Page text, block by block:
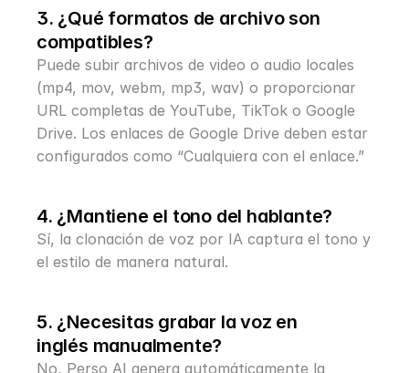
3. ¿Qué formatos de archivo son
compatibles?
Puede subir archivos de video o audio locales
(mp4, mov, webm, mp3, wav) o proporcionar
URL completas de YouTube, TikTok o Google
Drive. Los enlaces de Google Drive deben estar
configurados como “Cualquiera con el enlace.”
4. ¿Mantiene el tono del hablante?
Sí, la clonación de voz por IA captura el tono y
el estilo de manera natural.
5. ¿Necesitas grabar la voz en
inglés manualmente?
No, Perso AI genera automáticamente la